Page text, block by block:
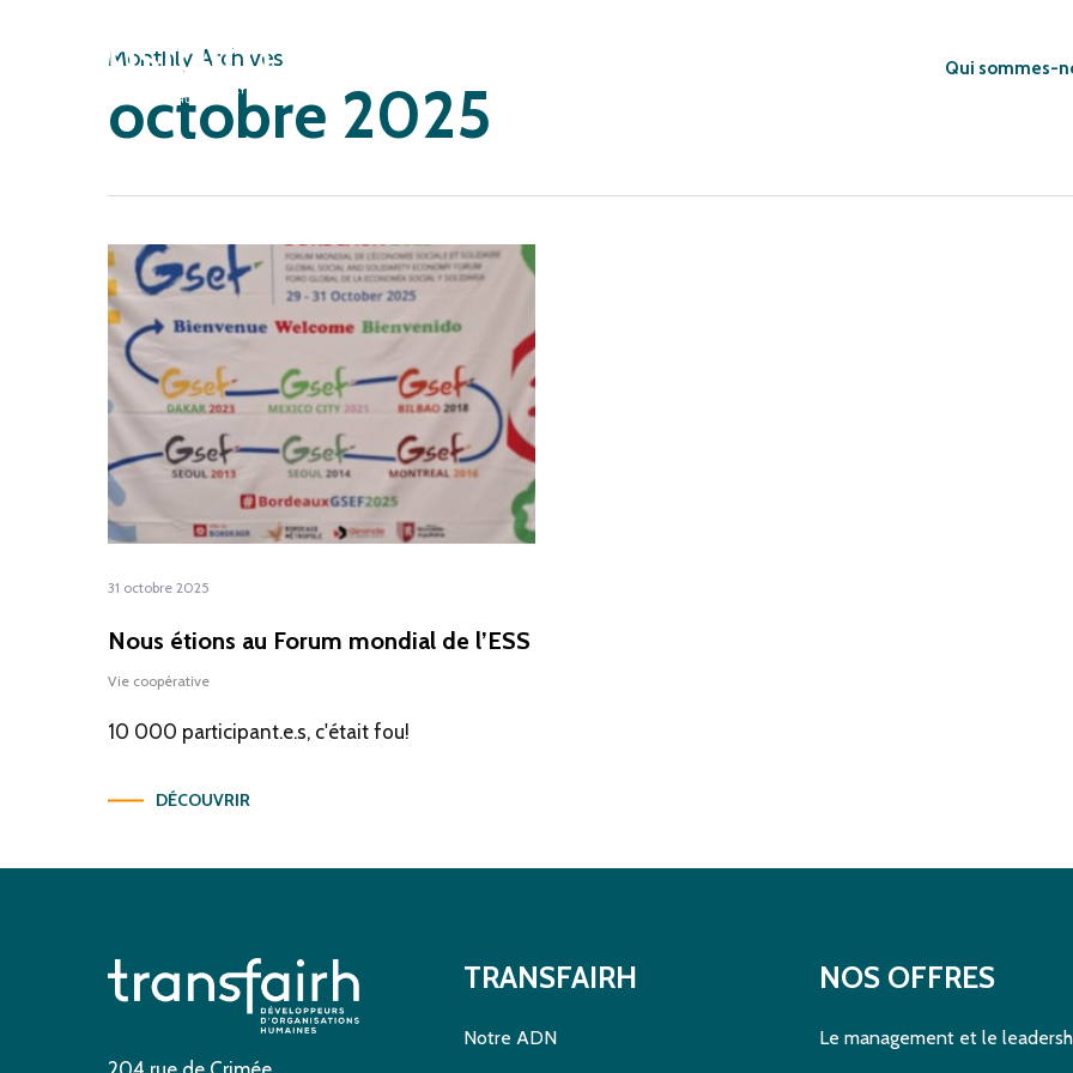
Qui sommes-
Monthly Archives
octobre 2025
31 octobre 2025
Nous étions au Forum mondial de l’ESS
Vie coopérative
10 000 participant.e.s, c'était fou!
DÉCOUVRIR
TRANSFAIRH
Notre ADN
NOS OFFRES
Le management et le